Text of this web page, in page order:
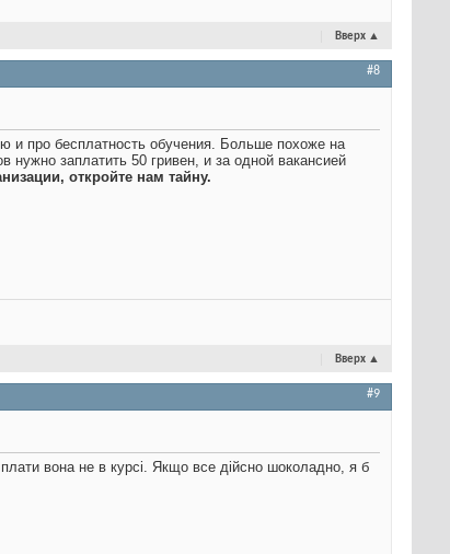
Вверх ▲
#8
и про бесплатность обучения. Больше похоже на
нужно заплатить 50 гривен, и за одной вакансией
откройте нам тайну.
Вверх ▲
#9
вона не в курсі. Якщо все дійсно шоколадно, я б